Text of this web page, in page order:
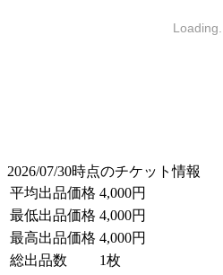
Loading...
2026/07/30時点のチケット情報
平均出品価格 4,000円
最低出品価格 4,000円
最高出品価格 4,000円
総出品数
1枚